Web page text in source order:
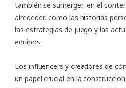
también se sumergen en el
alrededor, como las historias
las estrategias de juego y las
equipos.
Los influencers y creadores de
un papel crucial en la